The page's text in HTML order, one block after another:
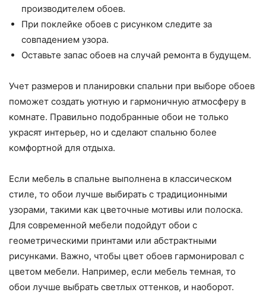
производителем обоев.
При поклейке обоев с рисунком следите за
совпадением узора.
Оставьте запас обоев на случай ремонта в будущем.
Учет размеров и планировки спальни при выборе обоев
поможет создать уютную и гармоничную атмосферу в
комнате. Правильно подобранные обои не только
украсят интерьер, но и сделают спальню более
комфортной для отдыха.
Если мебель в спальне выполнена в классическом
стиле, то обои лучше выбирать с традиционными
узорами, такими как цветочные мотивы или полоска.
Для современной мебели подойдут обои с
геометрическими принтами или абстрактными
рисунками. Важно, чтобы цвет обоев гармонировал с
цветом мебели. Например, если мебель темная, то
обои лучше выбрать светлых оттенков, и наоборот.